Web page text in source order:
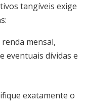
tangíveis exige
mensal,
eventuais dívidas e
exatamente o